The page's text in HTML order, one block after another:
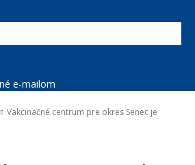
e-mailom
Vakcinačné centrum pre okres Senec je